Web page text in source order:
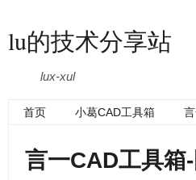
lu的技术分享站
lux-xul
首页 小葛CAD工具箱
言一CAD工具箱